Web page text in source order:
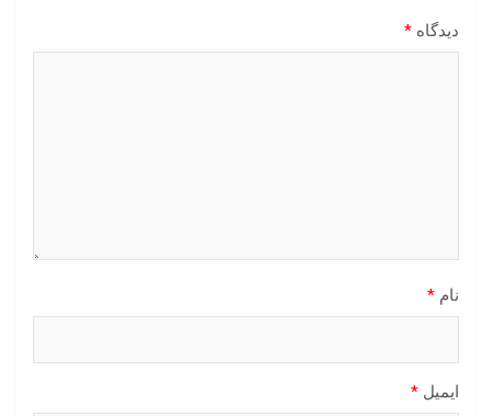
دیدگاه *
نام *
ایمیل *